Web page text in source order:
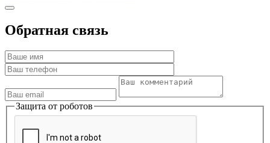
Обратная связь
Защита от роботов